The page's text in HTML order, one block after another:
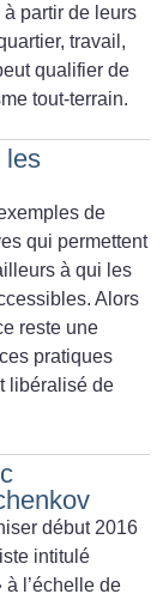
à partir de leurs
travail,
qualifier de
tout-terrain.
les
de
qui permettent
à qui les
Alors
reste une
pratiques
libéralisé de
début 2016
intitulé
à l’échelle de